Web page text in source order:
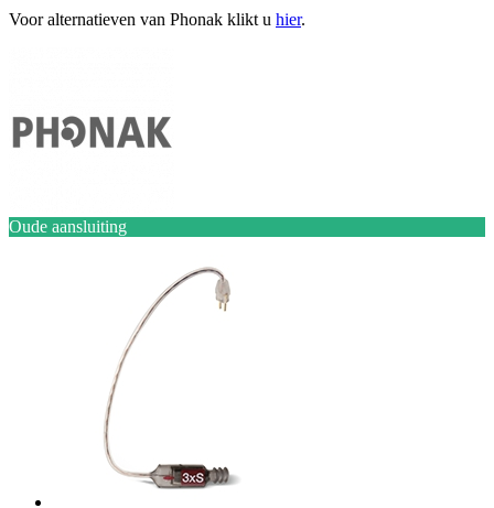
Voor alternatieven van Phonak klikt u hier.
Oude aansluiting